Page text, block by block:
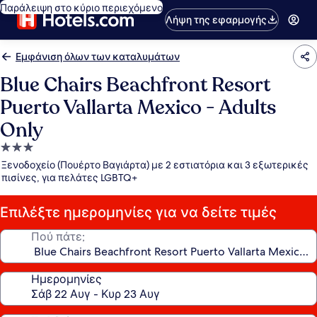
Παράλειψη στο κύριο περιεχόμενο
Λήψη της εφαρμογής
Εμφάνιση όλων των καταλυμάτων
Blue Chairs Beachfront Resort
Puerto Vallarta Mexico - Adults
Only
Κατάλυμα
με
3.0
αστέρια
Ξενοδοχείο (Πουέρτο Βαγιάρτα) με 2 εστιατόρια και 3 εξωτερικές
πισίνες, για πελάτες LGBTQ+
Επιλέξτε ημερομηνίες για να δείτε τιμές
Πού πάτε;
Ημερομηνίες